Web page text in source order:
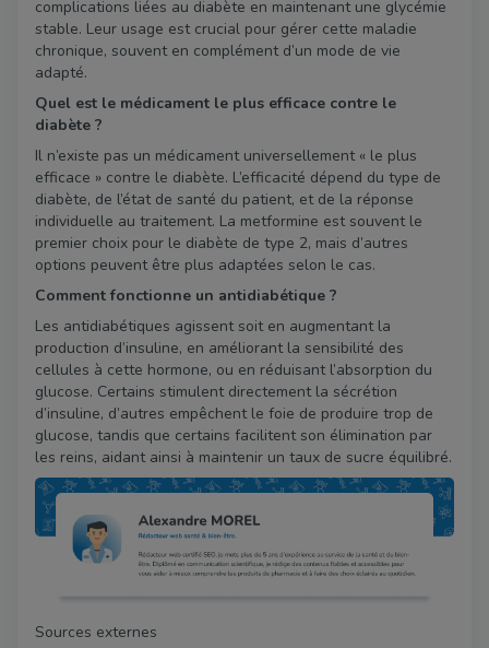
complications liées au diabète en maintenant une glycémie
stable. Leur usage est crucial pour gérer cette maladie
chronique, souvent en complément d’un mode de vie
adapté.
Quel est le médicament le plus efficace contre le
diabète ?
Il n’existe pas un médicament universellement « le plus
efficace » contre le diabète. L’efficacité dépend du type de
diabète, de l’état de santé du patient, et de la réponse
individuelle au traitement. La metformine est souvent le
premier choix pour le diabète de type 2, mais d’autres
options peuvent être plus adaptées selon le cas.
Comment fonctionne un antidiabétique ?
Les antidiabétiques agissent soit en augmentant la
production d’insuline, en améliorant la sensibilité des
cellules à cette hormone, ou en réduisant l’absorption du
glucose. Certains stimulent directement la sécrétion
d’insuline, d’autres empêchent le foie de produire trop de
glucose, tandis que certains facilitent son élimination par
les reins, aidant ainsi à maintenir un taux de sucre équilibré.
Sources externes